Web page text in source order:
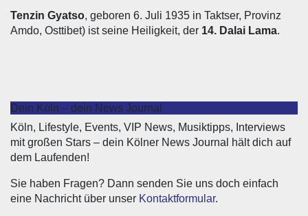
Tenzin Gyatso, geboren 6. Juli 1935 in Taktser, Provinz
Amdo, Osttibet) ist seine Heiligkeit, der 14. Dalai Lama.
Dein Köln – dein News Journal
Köln, Lifestyle, Events, VIP News, Musiktipps, Interviews
mit großen Stars – dein Kölner News Journal hält dich auf
dem Laufenden!
Sie haben Fragen? Dann senden Sie uns doch einfach
eine Nachricht über unser Kontaktformular.